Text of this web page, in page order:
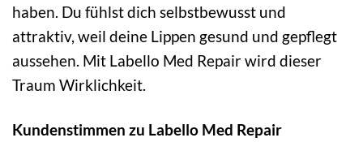
haben. Du fühlst dich selbstbewusst und
attraktiv, weil deine Lippen gesund und gepflegt
aussehen. Mit Labello Med Repair wird dieser
Traum Wirklichkeit.
Kundenstimmen zu Labello Med Repair